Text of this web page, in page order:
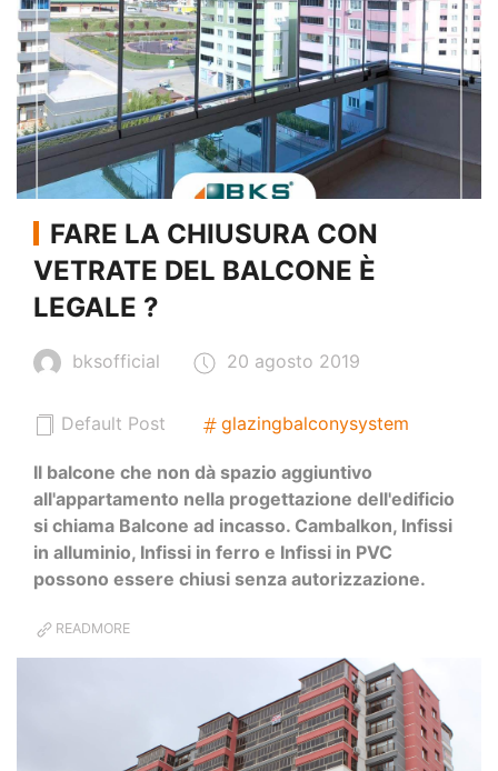
FARE LA CHIUSURA CON
VETRATE DEL BALCONE È
LEGALE ?
bksofficial 20 agosto 2019
Default Post glazingbalconysystem
Il balcone che non dà spazio aggiuntivo
all'appartamento nella progettazione dell'edificio
si chiama Balcone ad incasso. Cambalkon, Infissi
in alluminio, Infissi in ferro e Infissi in PVC
possono essere chiusi senza autorizzazione.
READMORE